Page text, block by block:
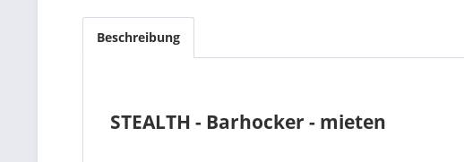
Beschreibung
STEALTH - Barhocker - mieten